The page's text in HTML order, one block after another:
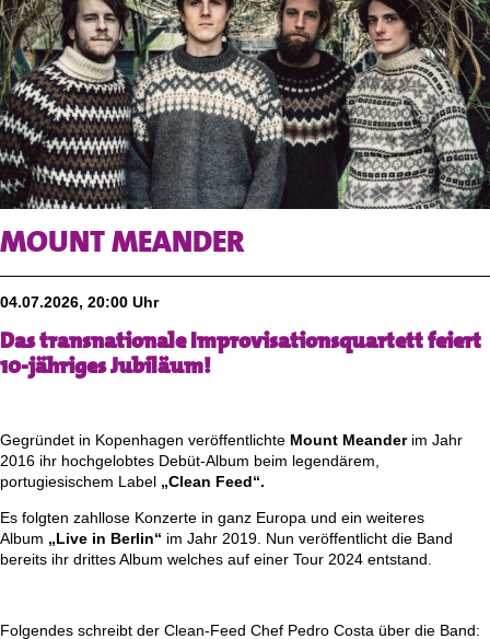
MOUNT MEANDER
04.07.2026, 20:00 Uhr
Das transnationale Improvisationsquartett feiert
10-jähriges Jubiläum!
Gegründet in Kopenhagen veröffentlichte Mount Meander im Jahr
2016 ihr hochgelobtes Debüt-Album beim legendärem,
portugiesischem Label „Clean Feed“.
Es folgten zahllose Konzerte in ganz Europa und ein weiteres
Album „Live in Berlin“ im Jahr 2019. Nun veröffentlicht die Band
bereits ihr drittes Album welches auf einer Tour 2024 entstand.
Folgendes schreibt der Clean-Feed Chef Pedro Costa über die Band: